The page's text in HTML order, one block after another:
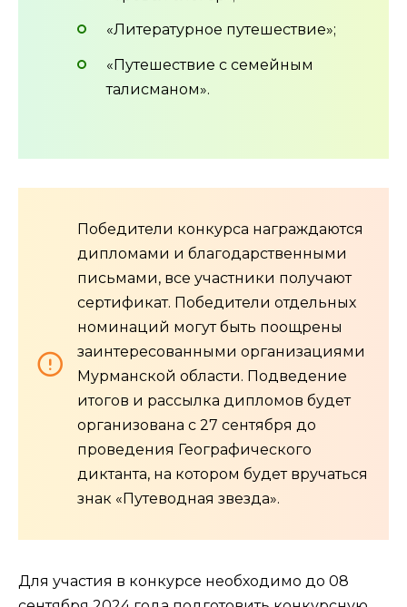
«Литературное путешествие»;
«Путешествие с семейным
талисманом».
Победители конкурса награждаются
дипломами и благодарственными
письмами, все участники получают
сертификат. Победители отдельных
номинаций могут быть поощрены
заинтересованными организациями
Мурманской области. Подведение
итогов и рассылка дипломов будет
организована с 27 сентября до
проведения Географического
диктанта, на котором будет вручаться
знак «Путеводная звезда».
Для участия в конкурсе необходимо до 08